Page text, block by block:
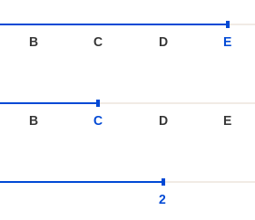
B C D E
B C D E
2